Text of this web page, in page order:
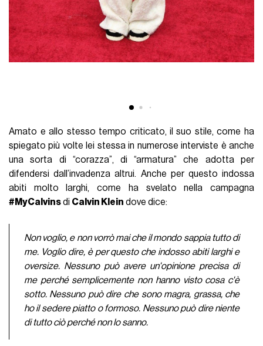
Amato e allo stesso tempo criticato, il suo stile, come ha
spiegato più volte lei stessa in numerose interviste è anche
una sorta di “corazza”, di “armatura” che adotta per
difendersi dall’invadenza altrui. Anche per questo indossa
abiti molto larghi, come ha svelato nella campagna
#MyCalvinsdi Calvin Klein dove dice:
Non voglio, e non vorrò mai che il mondo sappia tutto di
me. Voglio dire, è per questo che indosso abiti larghi e
oversize. Nessuno può avere un'opinione precisa di
me perché semplicemente non hanno visto cosa c'è
sotto. Nessuno può dire che sono magra, grassa, che
ho il sedere piatto o formoso. Nessuno può dire niente
di tutto ciò perché non lo sanno.